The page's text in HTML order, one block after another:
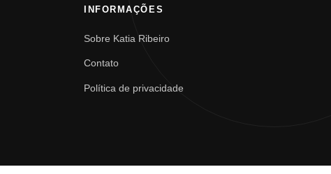
INFORMAÇÕES
Sobre Katia Ribeiro
Contato
Política de privacidade